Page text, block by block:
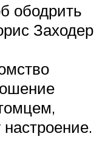
ободрить
Заходер